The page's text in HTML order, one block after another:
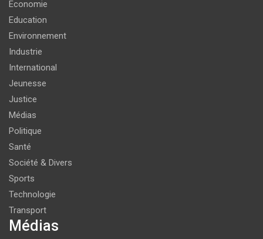
Economie
Education
Environnement
Industrie
International
Jeunesse
Justice
Médias
Politique
Santé
Société & Divers
Sports
Technologie
Transport
Médias